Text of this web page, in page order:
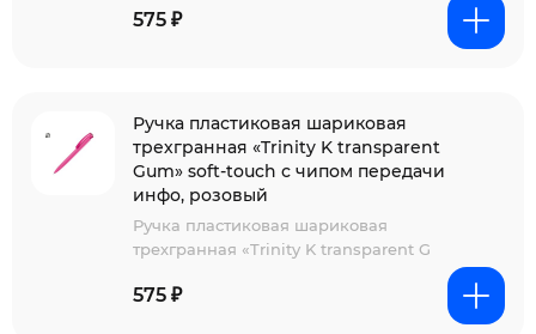
575 ₽
Ручка пластиковая шариковая
трехгранная «Trinity K transparent
Gum» soft-touch с чипом передачи
инфо, розовый
Ручка пластиковая шариковая
трехгранная «Trinity K transparent G
575 ₽